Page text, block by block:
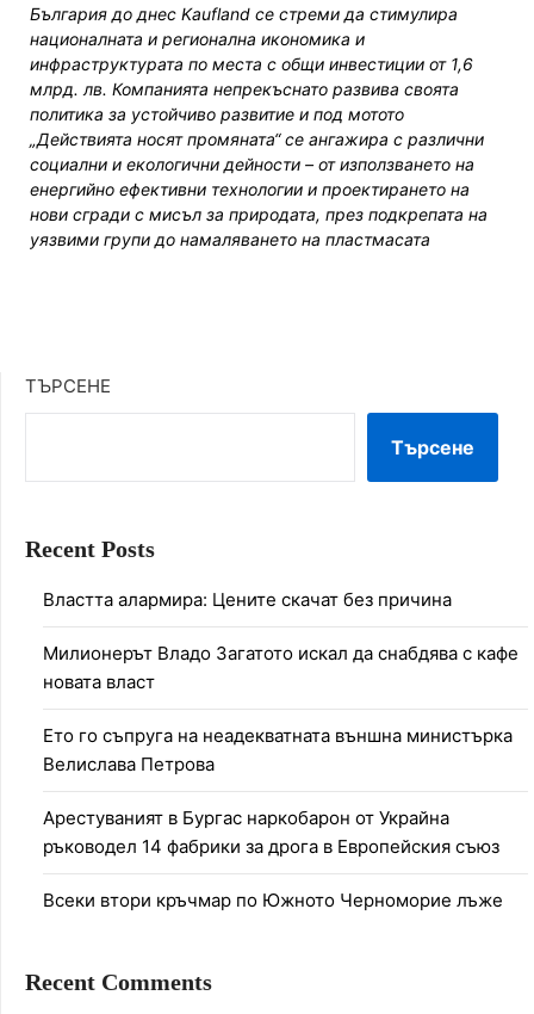
България до днес Kaufland се стреми да стимулира
националната и регионална икономика и
инфраструктурата по места с общи инвестиции от 1,6
млрд. лв. Компанията непрекъснато развива своята
политика за устойчиво развитие и под мотото
„Действията носят промяната“ се ангажира с различни
социални и екологични дейности – от използването на
енергийно ефективни технологии и проектирането на
нови сгради с мисъл за природата, през подкрепата на
уязвими групи до намаляването на пластмасата
ТЪРСЕНЕ
Търсене
Recent Posts
Властта алармира: Цените скачат без причина
Милионерът Владо Загатото искал да снабдява с кафе
новата власт
Ето го съпруга на неадекватната външна министърка
Велислава Петрова
Арестуваният в Бургас наркобарон от Украйна
ръководел 14 фабрики за дрога в Европейския съюз
Всеки втори кръчмар по Южното Черноморие лъже
Recent Comments